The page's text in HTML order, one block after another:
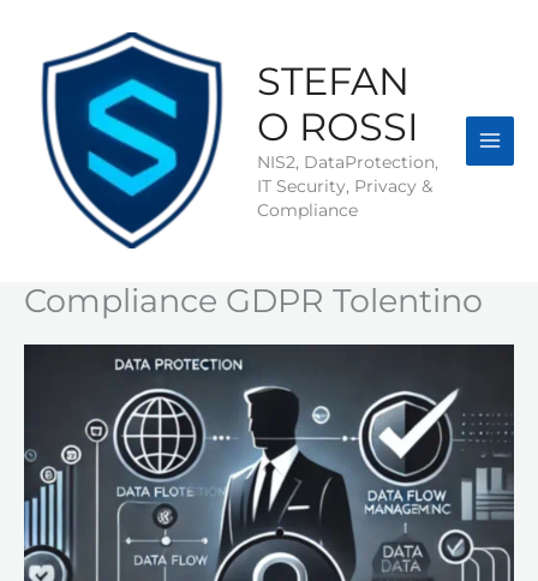
contenuto
STEFAN
O ROSSI
NIS2, DataProtection,
IT Security, Privacy &
Compliance
Compliance GDPR Tolentino